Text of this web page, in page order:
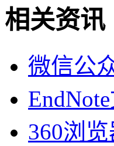
相关资讯
微信公
360浏